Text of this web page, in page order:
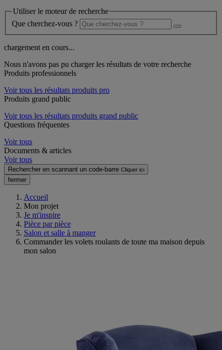
Utiliser le moteur de recherche
Que cherchez-vous ?
chargement en cours...
Nous n'avons pas pu charger les résultats de votre recherche
Produits professionnels
Voir tous les résultats produits pro
Produits grand public
Voir tous les résultats produits grand public
Questions fréquentes
Voir tous
Documents & articles
Voir tous
Rechercher en scannant un code-barre Cliquer ici
fermer
Accueil
Mon projet
Je m'inspire
Pièce par pièce
Salon et salle à manger
Commander les volets roulants de toute ma maison depuis
mon salon